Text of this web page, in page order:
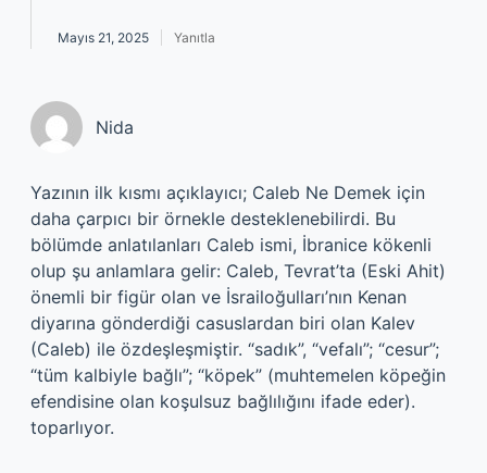
Mayıs 21, 2025 Yanıtla
Nida
Yazının ilk kısmı açıklayıcı; Caleb Ne Demek için
daha çarpıcı bir örnekle desteklenebilirdi. Bu
bölümde anlatılanları Caleb ismi, İbranice kökenli
olup şu anlamlara gelir: Caleb, Tevrat’ta (Eski Ahit)
önemli bir figür olan ve İsrailoğulları’nın Kenan
diyarına gönderdiği casuslardan biri olan Kalev
(Caleb) ile özdeşleşmiştir. “sadık”, “vefalı”; “cesur”;
“tüm kalbiyle bağlı”; “köpek” (muhtemelen köpeğin
efendisine olan koşulsuz bağlılığını ifade eder).
toparlıyor.